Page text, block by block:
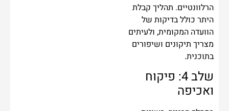
הרלוונטיים. תהליך קבלת
היתר כולל בדיקות של
הוועדה המקומית, ולעיתים
מצריך תיקונים ושיפורים
בתוכנית.
שלב 4: פיקוח
ואכיפה